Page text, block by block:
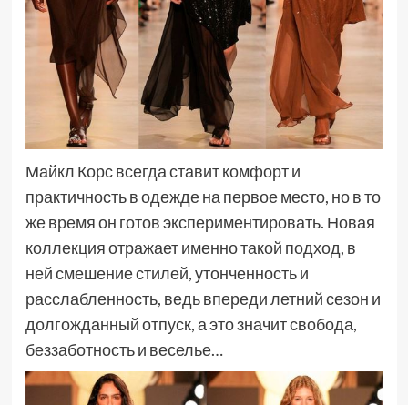
Майкл Корс всегда ставит комфорт и
практичность в одежде на первое место, но в то
же время он готов экспериментировать. Новая
коллекция отражает именно такой подход, в
ней смешение стилей, утонченность и
расслабленность, ведь впереди летний сезон и
долгожданный отпуск, а это значит свобода,
беззаботность и веселье…